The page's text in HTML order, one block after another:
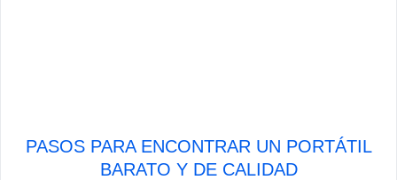
PASOS PARA ENCONTRAR UN PORTÁTIL
BARATO Y DE CALIDAD